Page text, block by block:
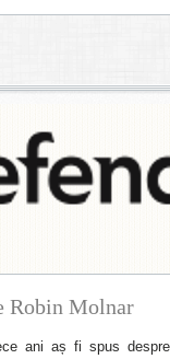
Robin Molnar
ani aș fi spus